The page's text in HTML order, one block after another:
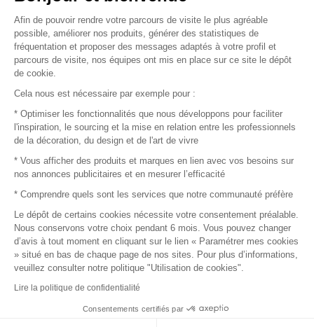
Plan du site
© 2016 –Organisation SAFI
Recrutement
Mentions légales
Conditions commerciales
Piano Analytics
Afin de pouvoir rendre votre parcours de visite le plus agréable
possible, améliorer nos produits, générer des statistiques de
fréquentation et proposer des messages adaptés à votre profil et
parcours de visite, nos équipes ont mis en place sur ce site le dépôt
de cookie.
Cela nous est nécessaire par exemple pour :
* Optimiser les fonctionnalités que nous développons pour faciliter
l'inspiration, le sourcing et la mise en relation entre les professionnels
de la décoration, du design et de l'art de vivre
* Vous afficher des produits et marques en lien avec vos besoins sur
nos annonces publicitaires et en mesurer l’efficacité
* Comprendre quels sont les services que notre communauté préfère
Le dépôt de certains cookies nécessite votre consentement préalable.
Nous conservons votre choix pendant 6 mois. Vous pouvez changer
d’avis à tout moment en cliquant sur le lien « Paramétrer mes cookies
» situé en bas de chaque page de nos sites. Pour plus d’informations,
veuillez consulter notre politique "Utilisation de cookies".
Lire la politique de confidentialité
Consentements certifiés par